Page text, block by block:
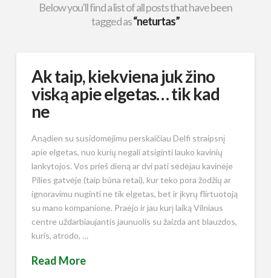
Below you'll find a list of all posts that have been
tagged as“neturtas”
Ak taip, kiekviena juk žino
viską apie elgetas… tik kad
ne
Anądien su susidomėjimu perskaičiau Delfi straipsnį
apie elgetas, nuo kurių negali atsiginti lauko kavinių
lankytojos. Vos prieš dieną ar dvi pati sėdėjau kavinėje
Pilies gatvėje (taip būna retai), kur teko pora žodžių ar
ignoravimu nuginti ne tik elgetas, bet ir įkyrų flirtuotoją
su mano kompanione. Praėjo ir jau kurį laiką Vilniaus
centre uždarbiaujantis jaunuolis su žaizda ant blauzdos,
kuris, atrodo, …
Read More